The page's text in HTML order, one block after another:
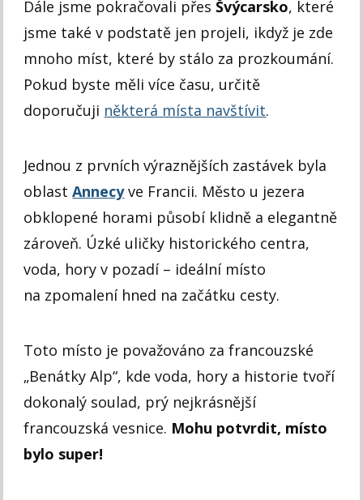
Dále jsme pokračovali přesŠvýcarsko, které
jsme také v podstatě jen projeli, ikdyž je zde
mnoho míst, které by stálo za prozkoumání.
Pokud byste měli více času, určitě
doporučuji některá místa navštívit.
Jednou z prvních výraznějších zastávek byla
oblastAnnecyve Francii. Město u jezera
obklopené horami působí klidně a elegantně
zároveň. Úzké uličky historického centra,
voda, hory v pozadí – ideální místo
na zpomalení hned na začátku cesty.
Toto místo je považováno za francouzské
„Benátky Alp“, kde voda, hory a historie tvoří
dokonalý soulad, prý nejkrásnější
francouzská vesnice. Mohu potvrdit, místo
bylo super!